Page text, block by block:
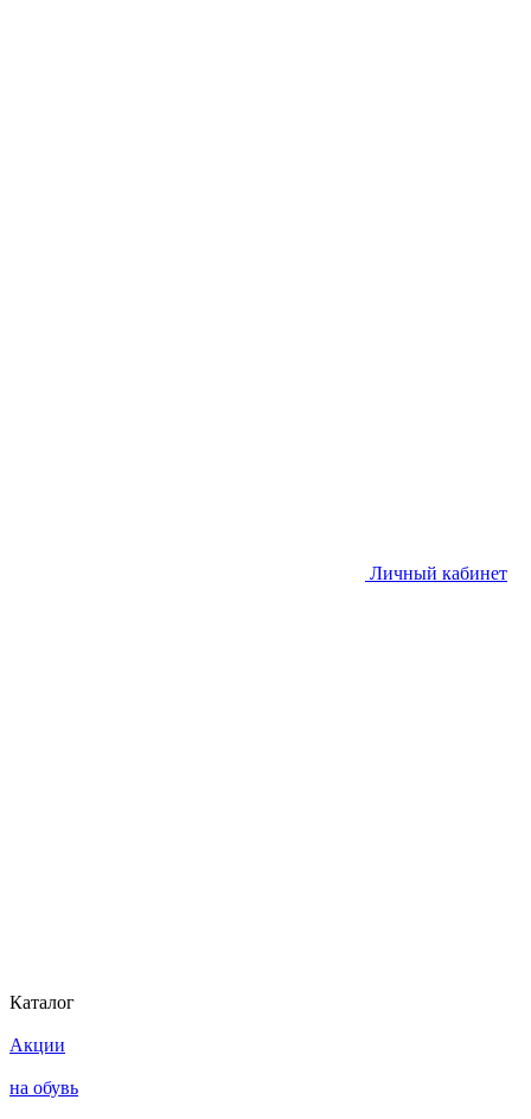
Личный кабинет
Каталог
Акции
на обувь